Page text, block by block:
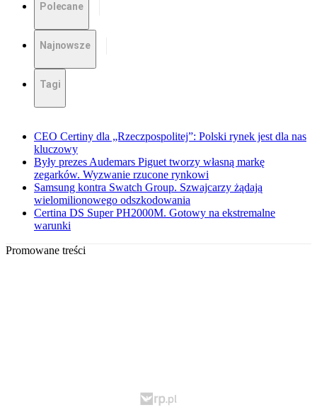
Polecane
Najnowsze
Tagi
CEO Certiny dla „Rzeczpospolitej”: Polski rynek jest dla nas
kluczowy
Były prezes Audemars Piguet tworzy własną markę
zegarków. Wyzwanie rzucone rynkowi
Samsung kontra Swatch Group. Szwajcarzy żądają
wielomilionowego odszkodowania
Certina DS Super PH2000M. Gotowy na ekstremalne
warunki
Promowane treści